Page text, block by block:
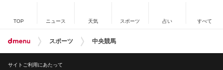
TOP ニュース 天気 スポーツ 占い すべて
スポーツ 中央競馬
サイトご利用にあたって